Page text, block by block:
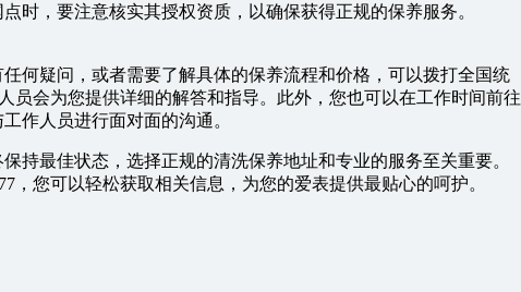
时，要注意核实其授权资质，以确保获得正规的保养服务。
何疑问，或者需要了解具体的保养流程和价格，可以拨打全国统
员会为您提供详细的解答和指导。此外，您也可以在工作时间前往
作人员进行面对面的沟通。
持最佳状态，选择正规的清洗保养地址和专业的服务至关重要。
，您可以轻松获取相关信息，为您的爱表提供最贴心的呵护。